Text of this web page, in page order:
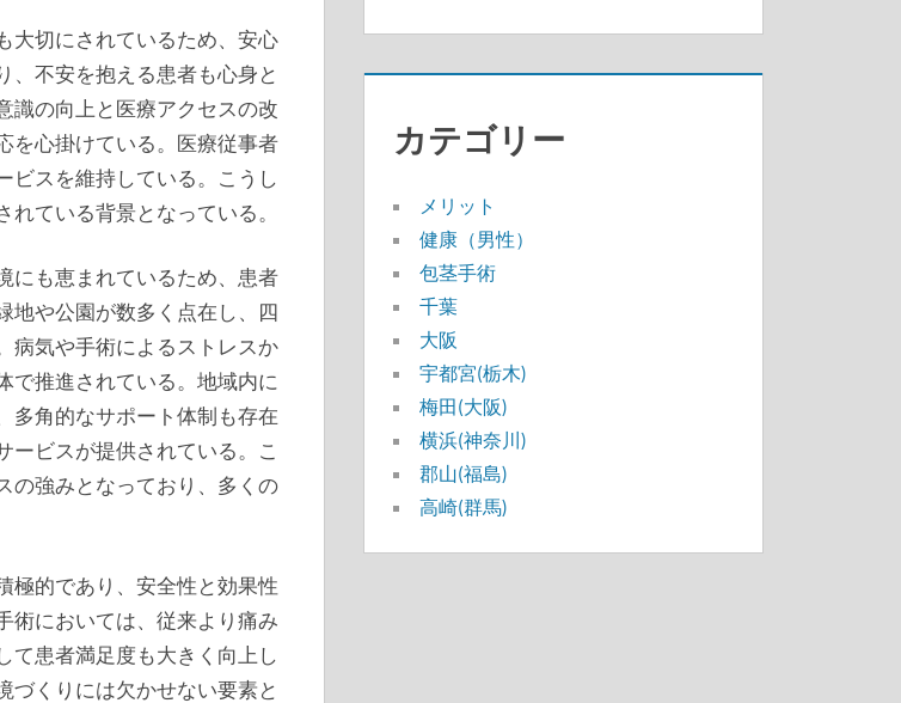
大切にされているため、安心
、不安を抱える患者も心身と
識の向上と医療アクセスの改
を心掛けている。医療従事者
ビスを維持している。こうし
ている背景となっている。
にも恵まれているため、患者
地や公園が数多く点在し、四
病気や手術によるストレスか
で推進されている。地域内に
多角的なサポート体制も存在
ービスが提供されている。こ
の強みとなっており、多くの
極的であり、安全性と効果性
術においては、従来より痛み
て患者満足度も大きく向上し
づくりには欠かせない要素と
カテゴリー
メリット
健康（男性）
包茎手術
千葉
大阪
宇都宮(栃木)
梅田(大阪)
横浜(神奈川)
郡山(福島)
高崎(群馬)